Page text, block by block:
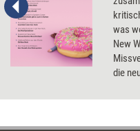
was
New
die